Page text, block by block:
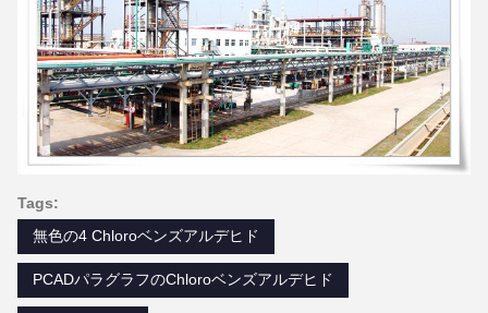
Tags:
無色の4 Chloroベンズアルデヒド
PCADパラグラフのChloroベンズアルデヒド